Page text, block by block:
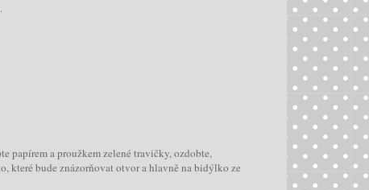
papírem a proužkem zelené travičky, ozdobte,
které bude znázorňovat otvor a hlavně na bidýlko ze